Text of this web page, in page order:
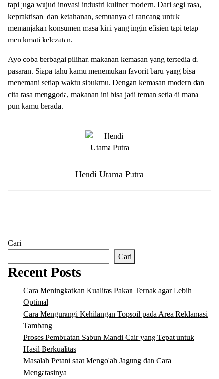
tapi juga wujud inovasi industri kuliner modern. Dari segi rasa,
kepraktisan, dan ketahanan, semuanya di rancang untuk
memanjakan konsumen masa kini yang ingin efisien tapi tetap
menikmati kelezatan.
Ayo coba berbagai pilihan makanan kemasan yang tersedia di
pasaran. Siapa tahu kamu menemukan favorit baru yang bisa
menemani setiap waktu sibukmu. Dengan kemasan modern dan
cita rasa menggoda, makanan ini bisa jadi teman setia di mana
pun kamu berada.
Hendi Utama Putra
Cari
Cari
Recent Posts
Cara Meningkatkan Kualitas Pakan Ternak agar Lebih
Optimal
Cara Mengurangi Kehilangan Topsoil pada Area Reklamasi
Tambang
Proses Pembuatan Sabun Mandi Cair yang Tepat untuk
Hasil Berkualitas
Masalah Petani saat Mengolah Jagung dan Cara
Mengatasinya